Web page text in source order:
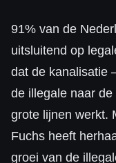
91% van de
uitsluitend op
dat de kanalisatie
de illegale naar
grote lijnen werkt.
Fuchs heeft
groei van de